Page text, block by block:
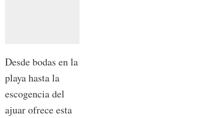
Desde bodas en la
playa hasta la
escogencia del
ajuar ofrece esta